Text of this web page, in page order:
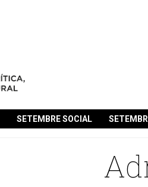
SETEMBRE SOCIAL